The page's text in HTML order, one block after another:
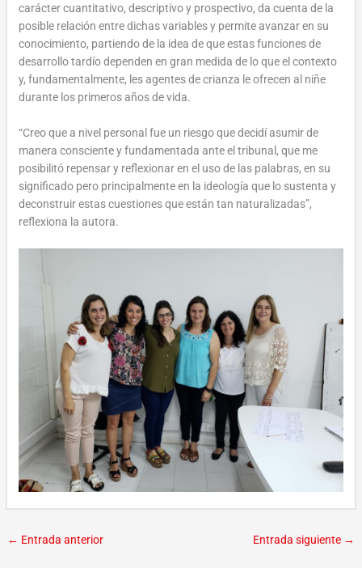
carácter cuantitativo, descriptivo y prospectivo, da cuenta de la
posible relación entre dichas variables y permite avanzar en su
conocimiento, partiendo de la idea de que estas funciones de
desarrollo tardío dependen en gran medida de lo que el contexto
y, fundamentalmente, les agentes de crianza le ofrecen al niñe
durante los primeros años de vida.
“Creo que a nivel personal fue un riesgo que decidí asumir de
manera consciente y fundamentada ante el tribunal, que me
posibilitó repensar y reflexionar en el uso de las palabras, en su
significado pero principalmente en la ideología que lo sustenta y
deconstruir estas cuestiones que están tan naturalizadas”,
reflexiona la autora.
← Entrada anterior Entrada siguiente →